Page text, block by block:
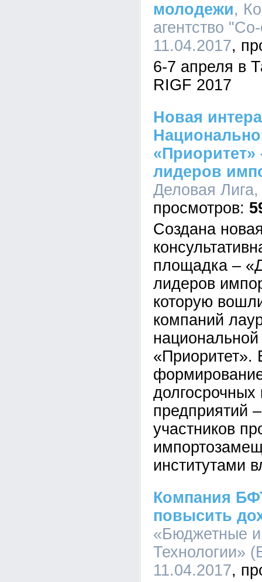
молодежи,
агентство
11.04.2017
6-7 апреля в
RIGF 2017
Новая
лидеров
Деловая
Создана
площадка –
лидеров
которую
компаний
«Приоритет».
предприятий
участников
институтами
Компания
повысить
«Бюджетные
Технологии»
11.04.2017